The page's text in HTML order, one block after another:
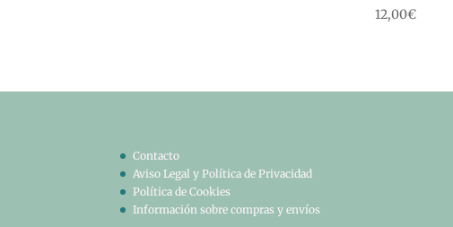
12,00€
Contacto
Aviso Legal y Política de Privacidad
Política de Cookies
Información sobre compras y envíos